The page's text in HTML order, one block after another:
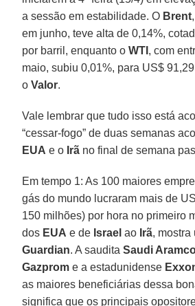
a sessão em estabilidade. O Brent
em junho, teve alta de 0,14%,
por barril, enquanto oWTI , com
maio, subiu 0,01%, para US$
oValor.
Vale lembrar que tudo isso está
“cessar-fogo” de duas semanas
EUA e o Irã no final de semana
Em tempo 1: As 100 maiores
gás do mundo lucraram mais de
150 milhões) por hora no primeiro
dos EUA e de Israel ao Irã, mostra
Guardian. A sauditaSaudi
Gazprom e a estadunidense
as maiores beneficiárias dessa
significa que os principais